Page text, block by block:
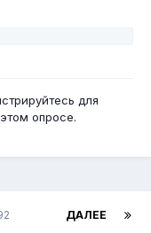
для
опросе.
ДАЛЕЕ